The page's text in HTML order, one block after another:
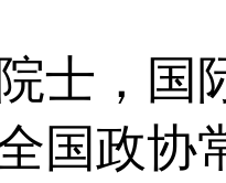
士，国
国政协